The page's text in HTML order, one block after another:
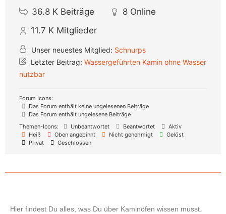
36.8 K Beiträge 8 Online
11.7 K Mitglieder
Unser neuestes Mitglied: Schnurps
Letzter Beitrag: Wassergeführten Kamin ohne Wasser
nutzbar
Forum Icons:
Das Forum enthält keine ungelesenen Beiträge
Das Forum enthält ungelesene Beiträge
Themen-Icons:
Unbeantwortet Beantwortet
Aktiv
Heiß
Oben angepinnt Nicht genehmigt
Gelöst
Privat
Geschlossen
Hier findest Du alles, was Du über Kaminöfen wissen musst.